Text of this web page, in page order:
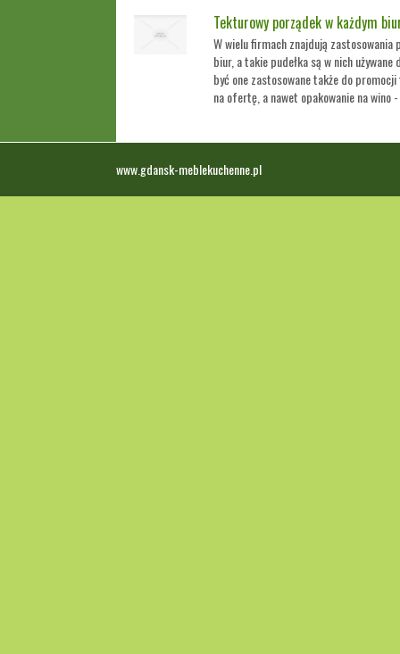
Tekturowy porządek w każdym
W wielu firmach znajdują zastosowania
biur, a takie pudełka są w nich
być one zastosowane także do
na ofertę, a nawet opakowanie na
www.gdansk-meblekuchenne.pl